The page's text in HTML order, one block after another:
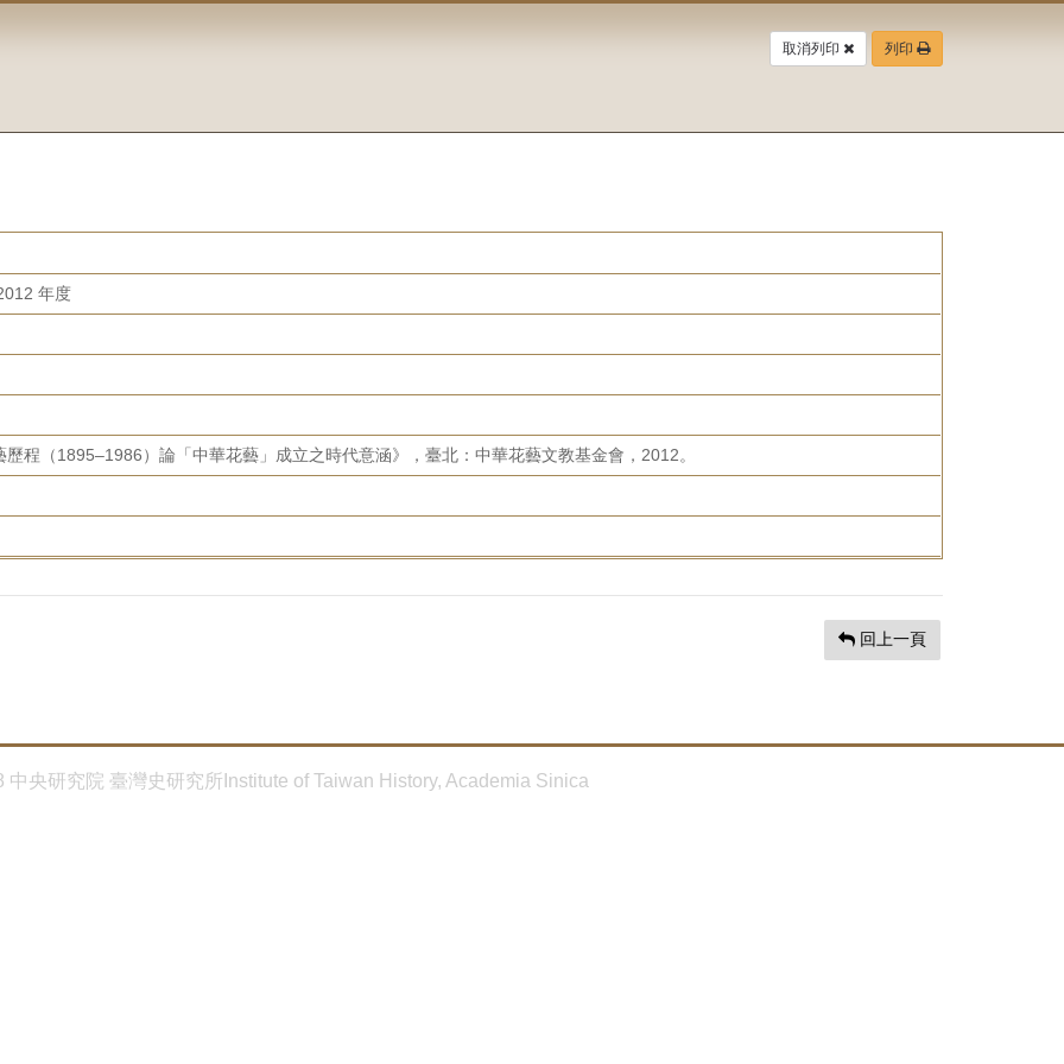
取消列印 列印
年度
歷程（1895–1986）論「中華花藝」成立之時代意涵》，臺北：中華花藝文教基金會，2012。
回上一頁
中央研究院 臺灣史研究所Institute of Taiwan History, Academia Sinica